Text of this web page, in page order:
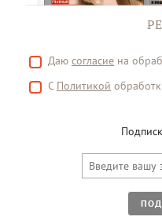
Даю согласие на
С Политикой